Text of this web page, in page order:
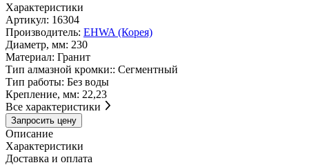
Характеристики
Артикул: 16304
Производитель: EHWA (Корея)
Диаметр, мм: 230
Материал: Гранит
Тип алмазной кромки:: Сегментный
Тип работы: Без воды
Крепление, мм: 22,23
Все характеристики
Запросить цену
Описание
Характеристики
Доставка и оплата